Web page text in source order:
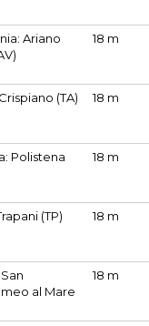
Ariano
18 m
(TA) 18 m
Polistena
18 m
(TP) 18 m
al Mare
18 m